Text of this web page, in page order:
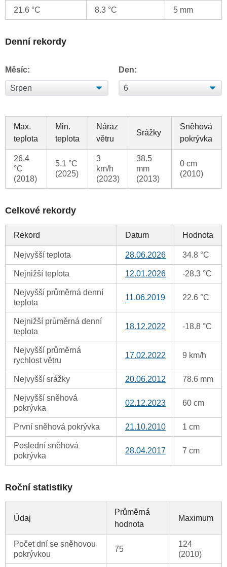
21.6 °C 8.3 °C 5 mm
Denní rekordy
Měsíc: Den:
Max.
teplota
Min.
teplota
Náraz
větru
Srážky
Sněhová
pokrývka
26.4
°C
(2018)
5.1 °C
(2025)
3
km/h
(2023)
38.5
mm
(2013)
0 cm
(2010)
Celkové rekordy
Rekord Datum Hodnota
Nejvyšší teplota 28.06.2026 34.8 °C
Nejnižší teplota 12.01.2026 -28.3 °C
Nejvyšší průměrná denní
teplota
11.06.2019 22.6 °C
Nejnižší průměrná denní
teplota
18.12.2022 -18.8 °C
Nejvyšší průměrná
rychlost větru
17.02.2022 9 km/h
Nejvyšší srážky 20.06.2012 78.6 mm
Nejvyšší sněhová
pokrývka
02.12.2023 60 cm
První sněhová pokrývka 21.10.2010 1 cm
Poslední sněhová
pokrývka
28.04.2017 7 cm
Roční statistiky
Údaj
Průměrná
hodnota
Maximum
Počet dní se sněhovou
pokrývkou
75
124
(2010)